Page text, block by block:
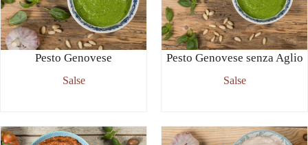
Pesto Genovese
Salse
Pesto Genovese senza Aglio
Salse